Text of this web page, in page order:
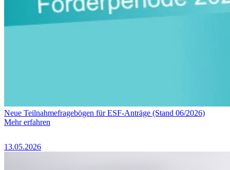
Neue Teilnahmefragebögen für ESF-Anträge (Stand 06/2026)
Mehr erfahren
13.05.2026